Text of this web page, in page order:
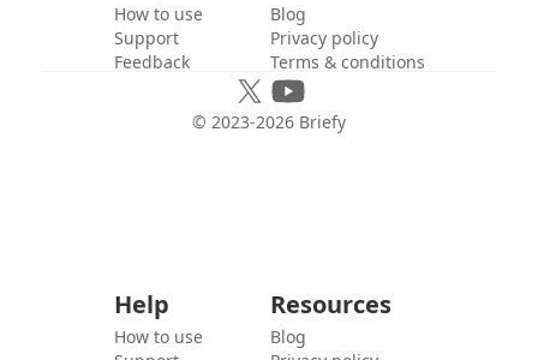
How to use
Support
Feedback
Blog
Privacy policy
Terms & conditions
© 2023-2026 Briefy
Help
How to use
Resources
Blog